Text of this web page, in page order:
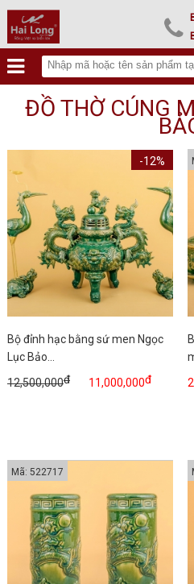
Lư hoá vàng
ĐỒ THỜ CÚNG
Bộ đỉnh hạc bằng sứ men Ngọc
Lục Bảo...
12,500,000đ 11,000,000đ
-12%
Mã: 522717